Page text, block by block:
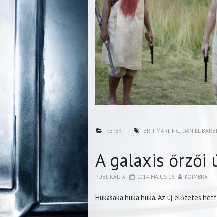
KÉPEK BRIT MARLING, DANIEL
A galaxis őrzői
PUBLIKÁLTA 2014. MÁJUS 16. KOIMBRA
Hukasaka huka huka. Az új előzetes